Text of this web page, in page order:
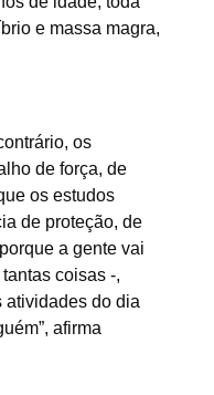
e massa magra,
os
de força, de
os estudos
de proteção, de
a gente vai
coisas -,
atividades do dia
afirma